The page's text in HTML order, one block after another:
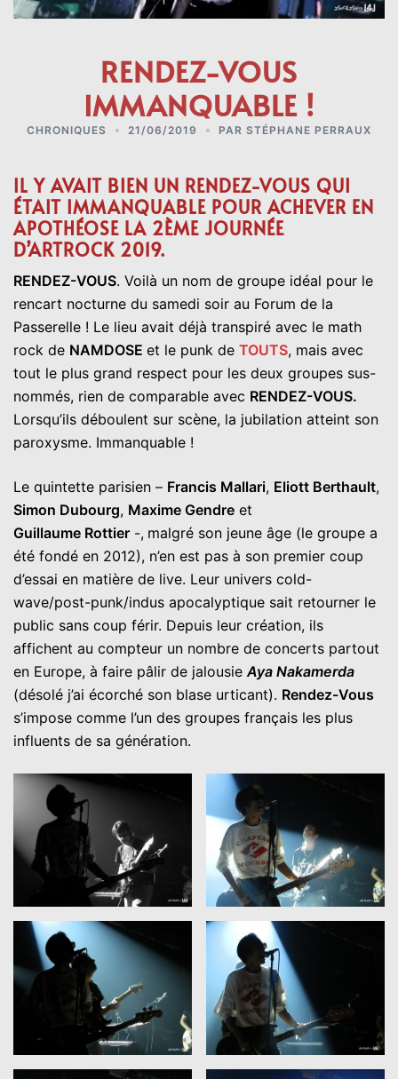
RENDEZ-VOUS
IMMANQUABLE !
CHRONIQUES 21/06/2019 PAR STÉPHANE PERRAUX
IL Y AVAIT BIEN UN RENDEZ-VOUS QUI
ÉTAIT IMMANQUABLE POUR ACHEVER EN
APOTHÉOSE LA 2ÈME JOURNÉE
D’ARTROCK 2019.
RENDEZ-VOUS. Voilà un nom de groupe idéal pour le
rencart nocturne du samedi soir au Forum de la
Passerelle ! Le lieu avait déjà transpiré avec le math
rock de NAMDOSE et le punk de TOUTS, mais avec
tout le plus grand respect pour les deux groupes sus-
nommés, rien de comparable avec RENDEZ-VOUS.
Lorsqu’ils déboulent sur scène, la jubilation atteint son
paroxysme. Immanquable !
Le quintette parisien – Francis Mallari, Eliott Berthault,
Simon Dubourg, Maxime Gendre et
Guillaume Rottier -, malgré son jeune âge (le groupe a
été fondé en 2012), n’en est pas à son premier coup
d’essai en matière de live. Leur univers cold-
wave/post-punk/indus apocalyptique sait retourner le
public sans coup férir. Depuis leur création, ils
affichent au compteur un nombre de concerts partout
en Europe, à faire pâlir de jalousie Aya Nakamerda
(désolé j’ai écorché son blase urticant). Rendez-Vous
s’impose comme l’un des groupes français les plus
influents de sa génération.